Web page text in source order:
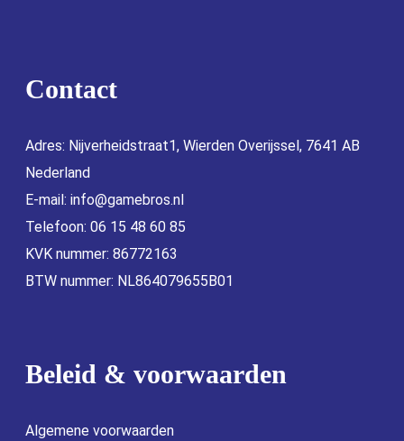
Contact
Adres: Nijverheidstraat1, Wierden Overijssel, 7641 AB
Nederland
E-mail: info@gamebros.nl
Telefoon: 06 15 48 60 85
KVK nummer: 86772163
BTW nummer: NL864079655B01
Beleid & voorwaarden
Algemene voorwaarden